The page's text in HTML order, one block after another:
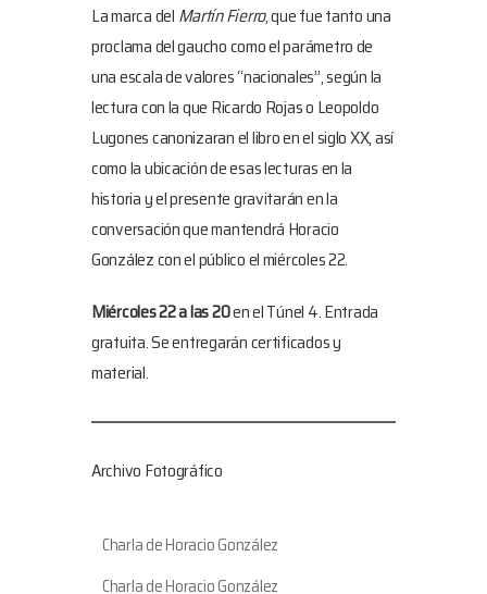
La marca del Martín Fierro, que fue tanto una
proclama del gaucho como el parámetro de
una escala de valores “nacionales”, según la
lectura con la que Ricardo Rojas o Leopoldo
Lugones canonizaran el libro en el siglo XX, así
como la ubicación de esas lecturas en la
historia y el presente gravitarán en la
conversación que mantendrá Horacio
González con el público el miércoles 22.
Miércoles 22 a las 20en el Túnel 4. Entrada
gratuita. Se entregarán certificados y
material.
Archivo Fotográfico
Charla de Horacio González
Charla de Horacio González